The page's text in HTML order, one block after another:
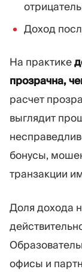
Доход
На практике
прозрачна,
расчет
выглядит
бонусы,
транзакции
Доля дохода
офисы и